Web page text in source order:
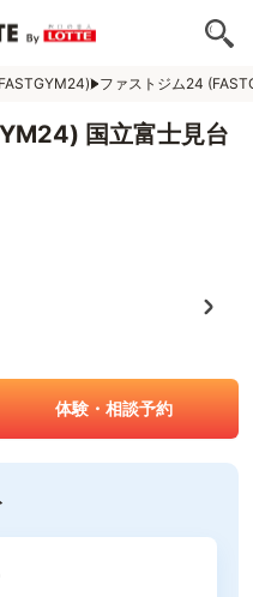
ファストジム24
国立富士見台
体験・相談予約